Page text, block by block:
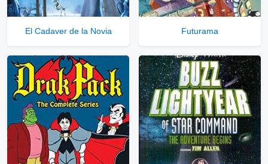
El Cadaver de la Novia Futurama